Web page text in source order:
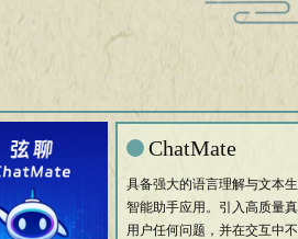
ChatMate
具备强大的语言理解与文本
智能助手应用。引入高质量
用户任何问题，并在交互中